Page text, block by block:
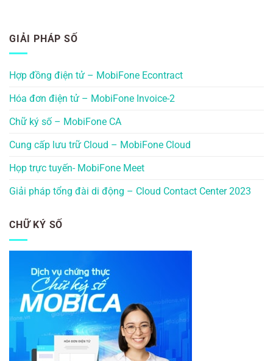
GIẢI PHÁP SỐ
Hợp đồng điện tử – MobiFone Econtract
Hóa đơn điện tử – MobiFone Invoice-2
Chữ ký số – MobiFone CA
Cung cấp lưu trữ Cloud – MobiFone Cloud
Họp trực tuyến- MobiFone Meet
Giải pháp tổng đài di động – Cloud Contact Center 2023
CHỮ KÝ SỐ